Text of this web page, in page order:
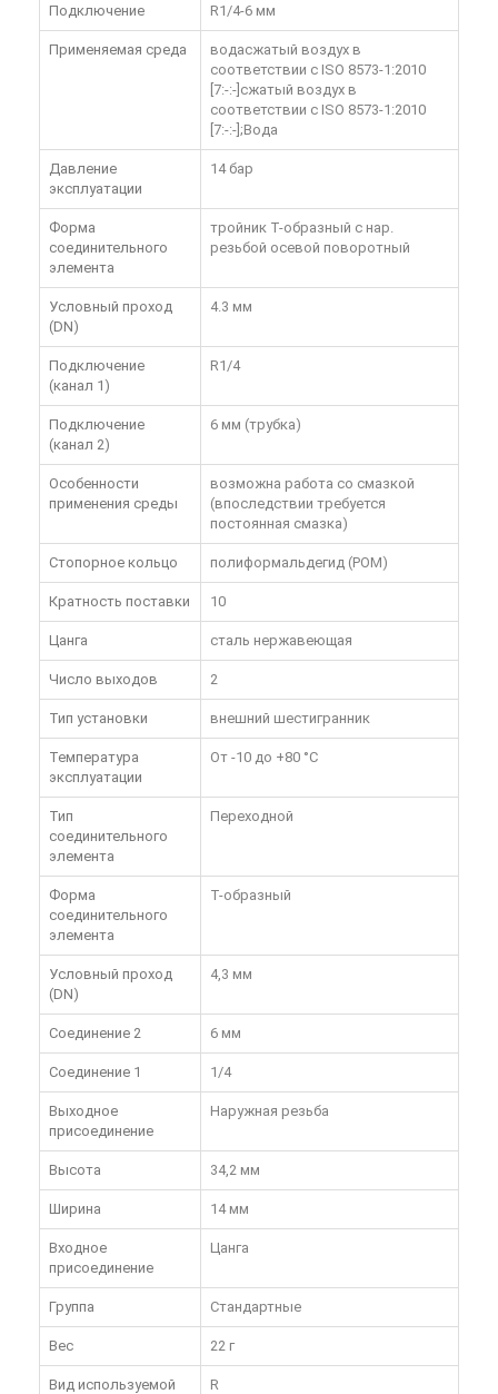
Подключение R1/4-6 мм
Применяемая среда
водасжатый воздух в
соответствии с ISO 8573-1:2010
[7:-:-]сжатый воздух в
соответствии с ISO 8573-1:2010
[7:-:-];Вода
Давление
эксплуатации
14 бар
Форма
соединительного
элемента
тройник T-образный с нар.
резьбой осевой поворотный
Условный проход
(DN)
4.3 мм
Подключение
(канал 1)
R1/4
Подключение
(канал 2)
6 мм (трубка)
Особенности
применения среды
возможна работа со смазкой
(впоследствии требуется
постоянная смазка)
Стопорное кольцо полиформальдегид (POM)
Кратность поставки 10
Цанга сталь нержавеющая
Число выходов 2
Тип установки внешний шестигранник
Температура
эксплуатации
От -10 до +80 °C
Тип
соединительного
элемента
Переходной
Форма
соединительного
элемента
T-образный
Условный проход
(DN)
4,3 мм
Соединение 2 6 мм
Соединение 1 1/4
Выходное
присоединение
Наружная резьба
Высота 34,2 мм
Ширина 14 мм
Входное
присоединение
Цанга
Группа Стандартные
Вес 22 г
Вид используемой R